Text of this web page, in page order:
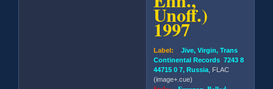
Unoff.)
1997
Label: Jive, Virgin, Trans
Continental Records 7243 8
44715 0 7, Russia , FLAC
(image+.cue)